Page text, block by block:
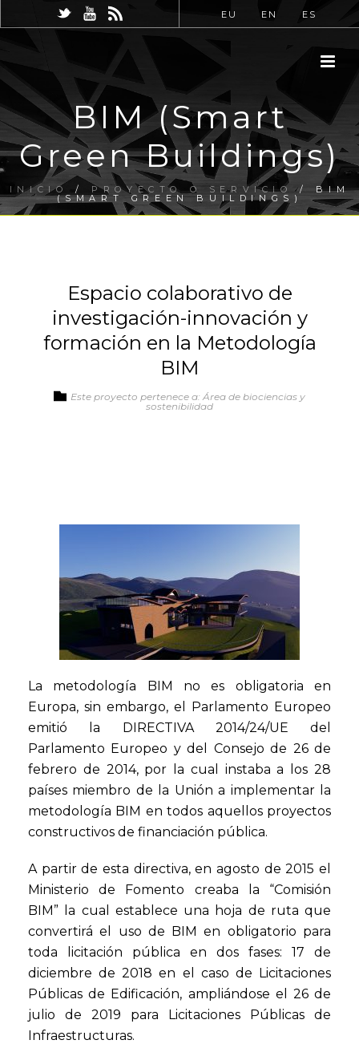
EU EN ES
BIM (Smart
Green Buildings)
INICIO / PROYECTO O SERVICIO / BIM
(SMART GREEN BUILDINGS)
Espacio colaborativo de
investigación-innovación y
formación en la Metodología
BIM
Este proyecto pertenece a: Área de biociencias y
sostenibilidad
La metodología BIM no es obligatoria en
Europa, sin embargo, el Parlamento Europeo
emitió la DIRECTIVA 2014/24/UE del
Parlamento Europeo y del Consejo de 26 de
febrero de 2014, por la cual instaba a los 28
países miembro de la Unión a implementar la
metodología BIM en todos aquellos proyectos
constructivos de financiación pública.
A partir de esta directiva, en agosto de 2015 el
Ministerio de Fomento creaba la “Comisión
BIM” la cual establece una hoja de ruta que
convertirá el uso de BIM en obligatorio para
toda licitación pública en dos fases: 17 de
diciembre de 2018 en el caso de Licitaciones
Públicas de Edificación, ampliándose el 26 de
julio de 2019 para Licitaciones Públicas de
Infraestructuras.